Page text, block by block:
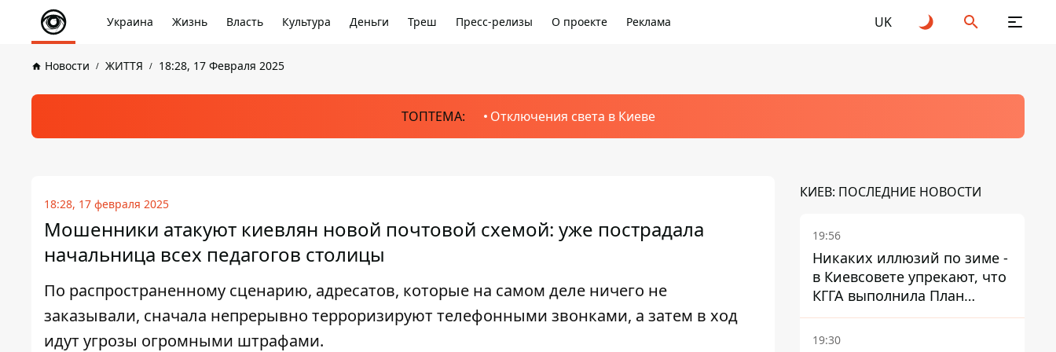
Украина Жизнь Власть Культура Деньги Треш Пресс-релизы О проекте Реклама UK
Новости ЖИТТЯ 18:28, 17 Февраля 2025
ТОПТЕМА: Отключения света в Киеве
18:28, 17 февраля 2025
Мошенники атакуют киевлян новой почтовой схемой: уже пострадала
начальница всех педагогов столицы
По распространенному сценарию, адресатов, которые на самом деле ничего не
заказывали, сначала непрерывно терроризируют телефонными звонками, а затем в ход
идут угрозы огромными штрафами.
КИЕВ: ПОСЛЕДНИЕ НОВОСТИ
19:56
Никаких иллюзий по зиме -
в Киевсовете упрекают, что
КГГА выполнила План
устойчивости на 20%
19:30